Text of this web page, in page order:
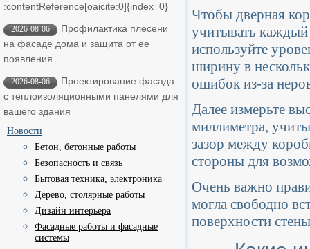
:contentReference[oaicite:0]{index=0}
2026-08-06
Профилактика плесени
на фасаде дома и защита от ее
появления
2026-08-06
Проектирование фасада
с теплоизоляционными панелями для
вашего здания
Новости
Бетон, бетонные работы
Безопасность и связь
Бытовая техника, электроника
Дерево, столярные работы
Дизайн интерьера
Фасадные работы и фасадные
системы
Чтобы дверная
учитывать
используйте
ширину в
ошибок из-за
Далее измерьте
миллиметра,
зазор между
стороны для
Очень важно
могла свободно
поверхности